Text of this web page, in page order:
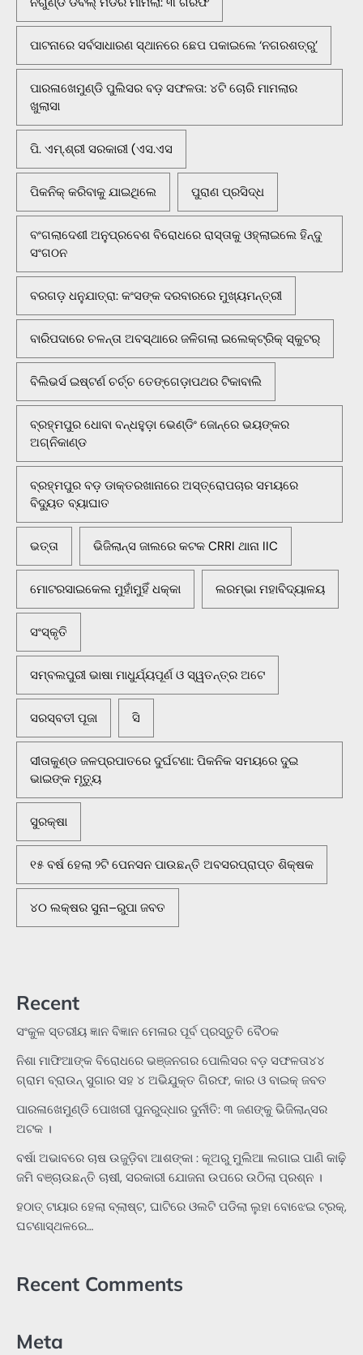
ପାଟନାରେ ସର୍ବସାଧାରଣ ସ୍ଥାନରେ ଛେପ ପକାଇଲେ ‘ନଗରଶତ୍ରୁ’
ପାରଳାଖେମୁଣ୍ଡି ପୁଲିସର ବଡ଼ ସଫଳତା: ୪ଟି ଚୋରି ମାମଲାର
ଖୁଲାସା
ପି. ଏମ୍.ଶ୍ରୀ ସରକାରୀ (ଏସ.ଏସ
ପିକନିକ୍‌ କରିବାକୁ ଯାଇଥିଲେ ପୁରାଣ ପ୍ରସିଦ୍ଧ
ବଂଗଲାଦେଶୀ ଅନୁପ୍ରବେଶ ବିରୋଧରେ ରାସ୍ତାକୁ ଓହ୍ଲାଇଲେ ହିନ୍ଦୁ
ସଂଗଠନ
ବରଗଡ଼ ଧନୁଯାତ୍ରା: କଂସଙ୍କ ଦରବାରରେ ମୁଖ୍ୟମନ୍ତ୍ରୀ
ବାରିପଦାରେ ଚଳନ୍ତା ଅବସ୍ଥାରେ ଜଳିଗଲା ଇଲେକ୍ଟ୍ରିକ୍ ସ୍କୁଟର୍
ବିଲିଭର୍ସ ଇଷ୍ଟର୍ଣ ଚର୍ଚ୍ଚ ତେଙ୍ଗେଡ଼ାପଥର ଟିକାବାଲି
ବ୍ରହ୍ମପୁର ଧୋବା ବନ୍ଧହୁଡ଼ା ଭେଣ୍ଡିଂ ଜୋନ୍‌ରେ ଭୟଙ୍କର
ଅଗ୍ନିକାଣ୍ଡ
ବ୍ରହ୍ମପୁର ବଡ଼ ଡାକ୍ତରଖାନାରେ ଅସ୍ତ୍ରୋପଚାର ସମୟରେ
ବିଦ୍ୟୁତ ବ୍ୟାଘାତ
ଭତ୍ତା ଭିଜିଲାନ୍ସ ଜାଲରେ କଟକ CRRI ଥାନା IIC
ମୋଟରସାଇକେଲ ମୁହାଁମୁହିଁ ଧକ୍କା ଲରମ୍ଭା ମହାବିଦ୍ୟାଳୟ
ସଂସ୍କୃତି
ସମ୍ବଲପୁରୀ ଭାଷା ମାଧୁର୍ଯ୍ୟପୂର୍ଣ ଓ ସ୍ୱତନ୍ତ୍ର ଅଟେ
ସରସ୍ବତୀ ପୂଜା ସି
ସୀତାକୁଣ୍ଡ ଜଳପ୍ରପାତରେ ଦୁର୍ଘଟଣା: ପିକନିକ ସମୟରେ ଦୁଇ
ଭାଇଙ୍କ ମୃତ୍ୟୁ
ସୁରକ୍ଷା
୧୫ ବର୍ଷ ହେଲା ୨ଟି ପେନସନ ପାଉଛନ୍ତି ଅବସରପ୍ରାପ୍ତ ଶିକ୍ଷକ
୪୦ ଲକ୍ଷର ସୁନା–ରୁପା ଜବତ
Recent
ସଂକୁଳ ସ୍ତରୀୟ ଜ୍ଞାନ ବିଜ୍ଞାନ ମେଳାର ପୂର୍ବ ପ୍ରସ୍ତୁତି ବୈଠକ
ନିଶା ମାଫିଆଙ୍କ ବିରୋଧରେ ଭଞ୍ଜନଗର ପୋଲିସର ବଡ଼ ସଫଳତା୪୪
ଗ୍ରାମ ବ୍ରାଉନ୍ ସୁଗାର ସହ ୪ ଅଭିଯୁକ୍ତ ଗିରଫ, କାର ଓ ବାଇକ୍ ଜବତ
ପାରଳାଖେମୁଣ୍ଡି ପୋଖରୀ ପୁନରୁଦ୍ଧାର ଦୁର୍ନୀତି: ୩ ଜଣଙ୍କୁ ଭିଜିଲାନ୍ସର
ଅଟକ ।
ବର୍ଷା ଅଭାବରେ ଚାଷ ଉଜୁଡ଼ିବା ଆଶଙ୍କା : କୂଅରୁ ମୁଲିଆ ଲଗାଇ ପାଣି କାଢ଼ି
ଜମି ବଞ୍ଚାଉଛନ୍ତି ଚାଷୀ, ସରକାରୀ ଯୋଜନା ଉପରେ ଉଠିଲା ପ୍ରଶ୍ନ ।
ହଠାତ୍‌ ଟାୟାର ହେଲା ବ୍ଲାଷ୍ଟ, ଘାଟିରେ ଓଲଟି ପଡିଲା ଲୁହା ବୋଝେଇ ଟ୍ରକ୍‌,
ଘଟଣାସ୍ଥଳରେ…
Recent Comments
Meta